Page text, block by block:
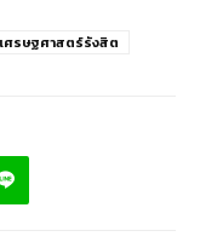
เศรษฐศาสตร์รังสิต